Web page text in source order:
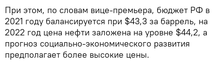
При этом, по словам вице-премьера, бюджет РФ в
2021 году балансируется при $43,3 за баррель, на
2022 год цена нефти заложена на уровне $44,2, а
прогноз социально-экономического развития
предполагает более высокие цены.